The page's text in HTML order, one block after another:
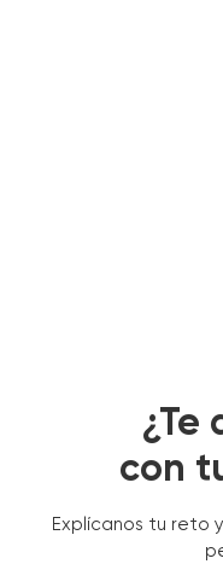
¿Te
con
Explícanos tu reto